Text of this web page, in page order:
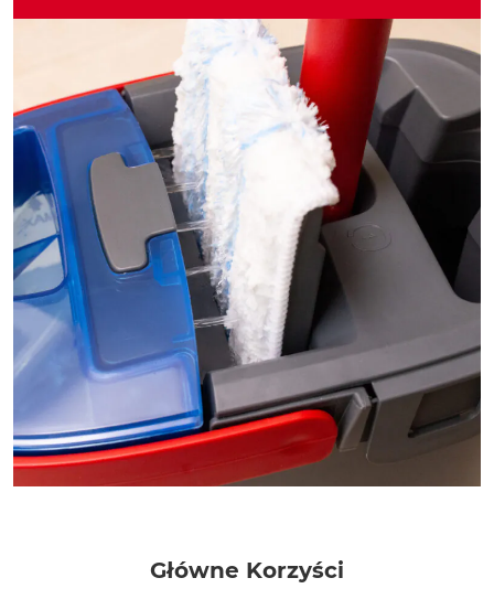
Główne Korzyści